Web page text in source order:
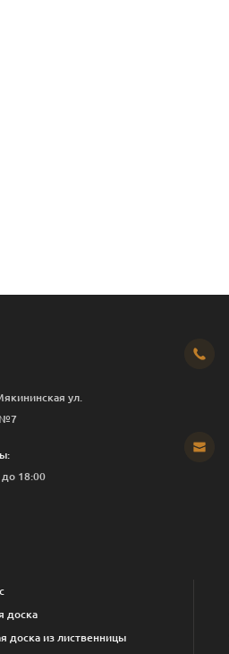
ул.
№7
до 18:00
доска
доска из лиственницы